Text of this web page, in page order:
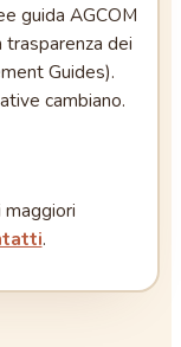
guida AGCOM
dei
Guides).
cambiano.
maggiori
.